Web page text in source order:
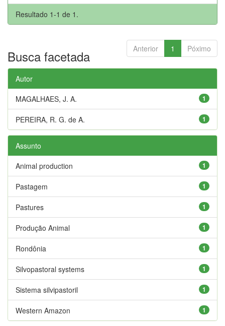
Resultado 1-1 de 1.
Anterior 1 Póximo
Busca facetada
Autor
1
MAGALHAES, J. A.
1
PEREIRA, R. G. de A.
Assunto
1
Animal production
1
Pastagem
1
Pastures
1
Produção Animal
1
Rondônia
1
Silvopastoral systems
1
Sistema silvipastoril
1
Western Amazon